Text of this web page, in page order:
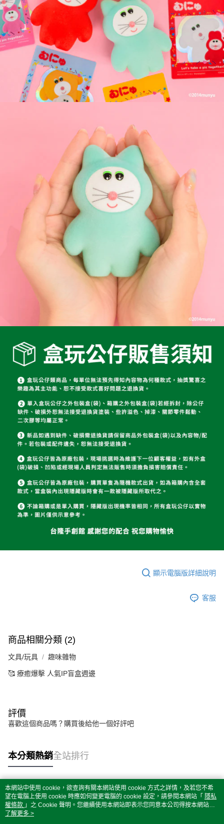
顯示電腦版詳細說明
客服
商品相關分類 (2)
文具/玩具 趣味雜物
🥰 療癒爆擊 人氣IP盲盒週邊
評價
喜歡這個商品嗎？購買後給他一個好評吧
本分類熱銷全站排行
熱門標籤
本網站中使用 cookie，欲查詢有關本網站使用 cookie 方式之詳情，及若您不希
望在電腦上使用 cookie 時應如何變更電腦的 cookie 設定，請參閱本網站「 隱私
權條款 」之 Cookie 聲明。您繼續使用本網站即表示您同意本公司得按本網站使
用條款之 Cookie 聲明使用 cookie。
了解更多 >